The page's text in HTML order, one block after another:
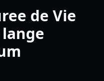
de Vie